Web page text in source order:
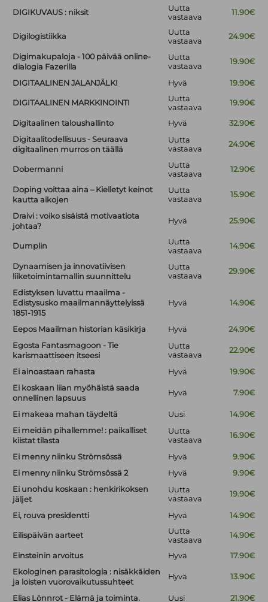
DIGIKUVAUS : niksit
Uutta
vastaava
11.90€
Digilogistiikka
Uutta
vastaava
24.90€
Digimakupaloja - 100 päivää online-
dialogia Fazerilla
Uutta
vastaava
19.90€
DIGITAALINEN JALANJÄLKI Hyvä 19.90€
DIGITAALINEN MARKKINOINTI
Uutta
vastaava
19.90€
Digitaalinen taloushallinto Hyvä
32.90€
Digitaalitodellisuus - Seuraava
digitaalinen murros on täällä
Uutta
vastaava
24.90€
Dobermanni
Uutta
vastaava
12.90€
Doping voittaa aina – Kielletyt keinot
kautta aikojen
Uutta
vastaava
15.90€
Draivi : voiko sisäistä motivaatiota
johtaa?
Hyvä 25.90€
Dumplin
Uutta
vastaava
14.90€
Dynaamisen ja innovatiivisen
liiketoimintamallin suunnittelu
Uutta
vastaava
29.90€
Edistyksen luvattu maailma -
Edistysusko maailmannäyttelyissä
1851-1915
Hyvä 14.90€
Eepos Maailman historian käsikirja Hyvä
24.90€
Egosta Fantasmagoon - Tie
karismaattiseen itseesi
Uutta
vastaava
22.90€
Ei ainoastaan rahasta Hyvä
19.90€
Ei koskaan liian myöhäistä saada
onnellinen lapsuus
Hyvä 7.90€
Ei makeaa mahan täydeltä Uusi
14.90€
Ei meidän pihallemme! : paikalliset
kiistat tilasta
Uutta
vastaava
16.90€
Ei menny niinku Strömsössä Hyvä
9.90€
Ei menny niinku Strömsössä 2
Hyvä
9.90€
Ei unohdu koskaan : henkirikoksen
jäljet
Uutta
vastaava
19.90€
Ei, rouva presidentti Hyvä 14.90€
Eilispäivän aarteet
Uutta
vastaava
14.90€
Einsteinin arvoitus Hyvä
17.90€
Ekologinen parasitologia : nisäkkäiden
ja loisten vuorovaikutussuhteet
Hyvä 13.90€
Elias Lönnrot - Elämä ja toiminta. Uusi 21.90€